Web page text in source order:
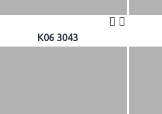
K06 3043